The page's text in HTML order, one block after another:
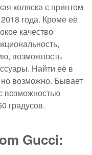
коляска с принтом
года. Кроме её
качество
возможность
Найти её в
но возможно. Бывает
возможностью
градусов.
Gucci: